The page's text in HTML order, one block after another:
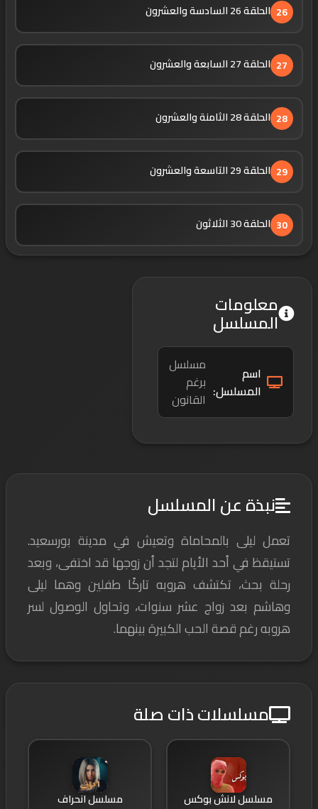
26 الحلقة 26 السادسة والعشرون
27 الحلقة 27 السابعة والعشرون
28 الحلقة 28 الثامنة والعشرون
29 الحلقة 29 التاسعة والعشرون
30 الحلقة 30 الثلاثون
معلومات
المسلسل
اسم
المسلسل:
مسلسل
برغم
القانون
نبذة عن المسلسل
تعمل ليلى بالمحاماة وتعيش في مدينة بورسعيد.
تستيقظ في أحد الأيام لتجد أن زوجها قد اختفى، وبعد
رحلة بحث، تكتشف هروبه تاركًا طفلين وهما ليلى
وهاشم بعد زواج عشر سنوات، وتحاول الوصول لسر
هروبه رغم قصة الحب الكبيرة بينهما.
مسلسلات ذات صلة
مسلسل لانش بوكس مسلسل انحراف